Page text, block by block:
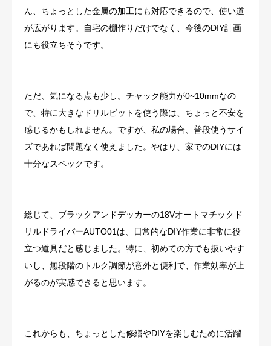
ん、ちょっとした金属の加工にも対応できるので、使い道
が広がります。自宅の棚作りだけでなく、今後のDIY計画
にも役立ちそうです。
ただ、気になる点も少し。チャック能力が0~10mmなの
で、特に大きなドリルビットを使う際は、ちょっと不安を
感じるかもしれません。ですが、私の場合、普段使うサイ
ズであれば問題なく使えました。やはり、家でのDIYには
十分なスペックです。
総じて、ブラックアンドデッカーの18Vオートマチックド
リルドライバーAUTO01は、日常的なDIY作業に非常に役
立つ道具だと感じました。特に、初めての方でも扱いやす
いし、無段階のトルク調節が意外と便利で、作業効率が上
がるのが実感できると思います。
これからも、ちょっとした修繕やDIYを楽しむために活躍